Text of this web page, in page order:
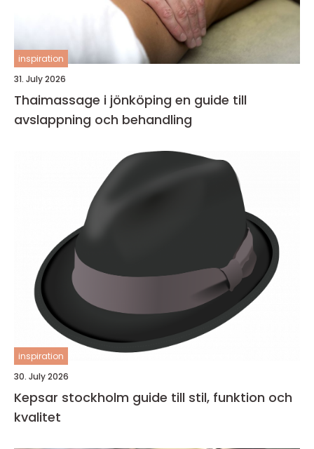
inspiration
31. July 2026
Thaimassage i jönköping en guide till
avslappning och behandling
inspiration
30. July 2026
Kepsar stockholm guide till stil, funktion och
kvalitet